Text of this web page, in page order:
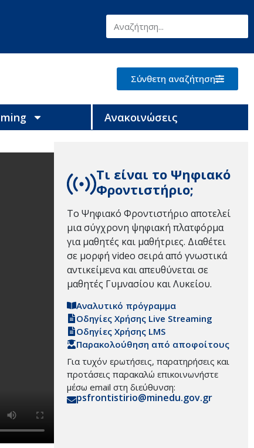
Σύνθετη αναζήτηση
Ανακοινώσεις
Τι είναι το Ψηφιακό
Φροντιστήριο;
Το Ψηφιακό Φροντιστήριο αποτελεί
μια σύγχρονη ψηφιακή πλατφόρμα
για μαθητές και μαθήτριες. Διαθέτει
σε μορφή video σειρά από γνωστικά
αντικείμενα και απευθύνεται σε
μαθητές Γυμνασίου και Λυκείου.
Αναλυτικό πρόγραμμα
Οδηγίες Χρήσης Live Streaming
Οδηγίες Χρήσης LMS
Παρακολούθηση από αποφοίτους
Για τυχόν ερωτήσεις, παρατηρήσεις και
προτάσεις παρακαλώ επικοινωνήστε
μέσω email στη διεύθυνση:
psfrontistirio@minedu.gov.gr